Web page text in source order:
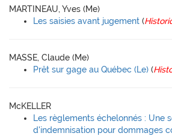
MARTINEAU, Yves (Me)
Les saisies avant jugement (
MASSE, Claude (Me)
Prêt sur gage au Québec (Le) (
McKELLER
Les règlements échelonnés : Une
d'indemnisation pour dommages